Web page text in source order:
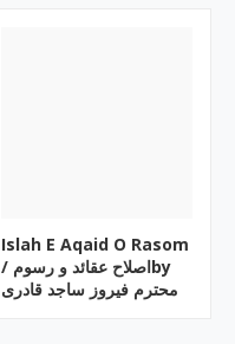
Islah E Aqaid O Rasom
/ اصلاح عقائد و رسومby
محترم فیروز ساجد قادری